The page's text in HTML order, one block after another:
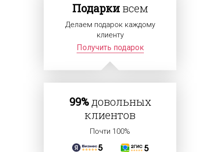
Подаркивсем
Делаем подарок каждому
клиенту
Получить подарок
99%довольных
клиентов
Почти 100%